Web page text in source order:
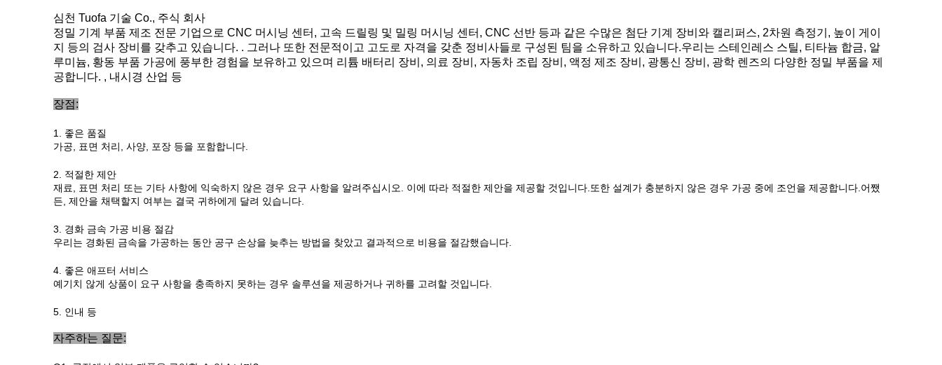
심천 Tuofa 기술 Co., 주식 회사
정밀 기계 부품 제조 전문 기업으로 CNC 머시닝 센터, 고속 드릴링 및 밀링 머시닝 센터, CNC 선반 등과 같은 수많은 첨단 기계 장비와 캘리퍼스, 2차원 측정기, 높이 게이
지 등의 검사 장비를 갖추고 있습니다. . 그러나 또한 전문적이고 고도로 자격을 갖춘 정비사들로 구성된 팀을 소유하고 있습니다.우리는 스테인레스 스틸, 티타늄 합금, 알
루미늄, 황동 부품 가공에 풍부한 경험을 보유하고 있으며 리튬 배터리 장비, 의료 장비, 자동차 조립 장비, 액정 제조 장비, 광통신 장비, 광학 렌즈의 다양한 정밀 부품을 제
공합니다. , 내시경 산업 등
장점:
1. 좋은 품질
가공, 표면 처리, 사양, 포장 등을 포함합니다.
2. 적절한 제안
재료, 표면 처리 또는 기타 사항에 익숙하지 않은 경우 요구 사항을 알려주십시오. 이에 따라 적절한 제안을 제공할 것입니다.또한 설계가 충분하지 않은 경우 가공 중에 조언을 제공합니다.어쨌
든, 제안을 채택할지 여부는 결국 귀하에게 달려 있습니다.
3. 경화 금속 가공 비용 절감
우리는 경화된 금속을 가공하는 동안 공구 손상을 늦추는 방법을 찾았고 결과적으로 비용을 절감했습니다.
4. 좋은 애프터 서비스
예기치 않게 상품이 요구 사항을 충족하지 못하는 경우 솔루션을 제공하거나 귀하를 고려할 것입니다.
5. 인내 등
자주하는 질문: